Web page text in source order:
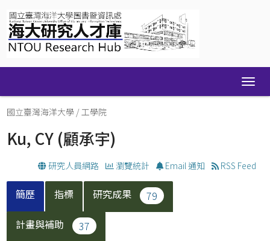
navigation
國立臺灣海洋大學 /工學院
Ku, CY (顧承宇)
研究人員網路 瀏覽統計 Email 通知 RSS Feed
簡歷 指標 研究成果
79
計畫與補助
37